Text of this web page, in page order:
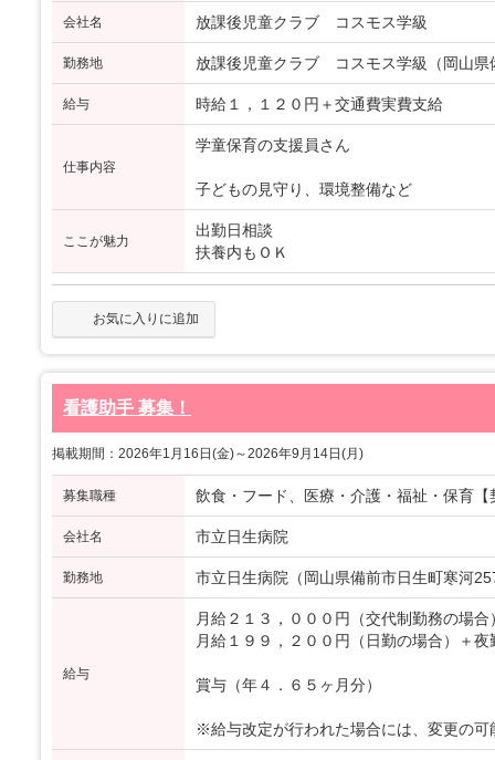
会社名 放課後児童クラブ コスモス学級
勤務地 放課後児童クラブ コスモス学級（岡山県
給与 時給１，１２０円＋交通費実費支給
仕事内容
学童保育の支援員さん
子どもの見守り、環境整備など
ここが魅力
出勤日相談
扶養内もＯＫ
お気に入りに追加
看護助手 募集！
掲載期間：2026年1月16日(金)～2026年9月14日(月)
募集職種 飲食・フード、医療・介護・福祉・保育【
会社名 市立日生病院
勤務地 市立日生病院（岡山県備前市日生町寒河
給与
月給２１３，０００円（交代制勤務の場
月給１９９，２００円（日勤の場合）＋夜
賞与（年４．６５ヶ月分）
※給与改定が行われた場合には、変更の可